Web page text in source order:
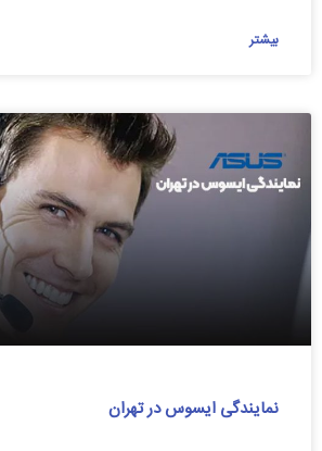
بیشتر
نمایندگی ایسوس در تهران